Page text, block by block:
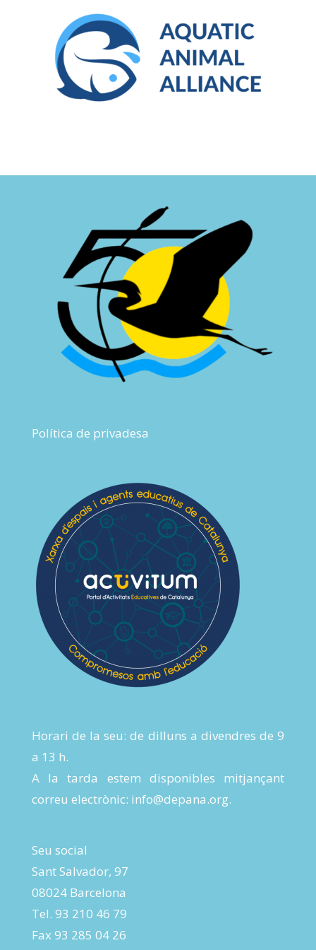
Política de privadesa
Horari de la seu: de dilluns a divendres de 9
a 13 h.
A la tarda estem disponibles mitjançant
correu electrònic: info@depana.org.
Seu social
Sant Salvador, 97
08024 Barcelona
Tel. 93 210 46 79
Fax 93 285 04 26